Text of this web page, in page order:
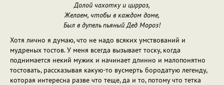
Долой чахотку и цирроз,
Желаем, чтобы в каждом доме,
Был в дупель пьяный Дед Мороз!
Хотя лично я думаю, что не надо всяких умствований и
мудреных тостов. У меня всегда вызывает тоску, когда
поднимается некий мужик и начинает длинно и малопонятно
тостовать, рассказывая какую-то вусмерть бородатую легенду,
которая интересна разве что теще, да и то, потому что тетка